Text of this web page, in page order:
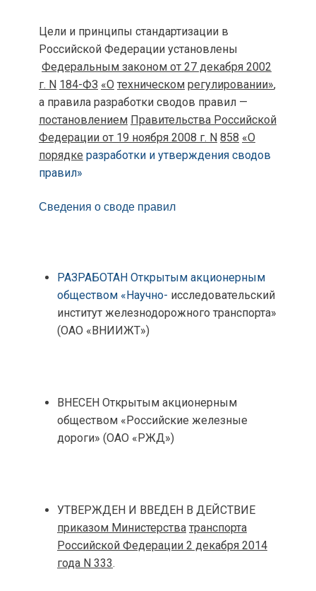
Цели и принципы стандартизации в
Российской Федерации установлены
Федеральным законом от 27 декабря 2002
г. N 184-ФЗ «О техническом регулировании»,
а правила разработки сводов правил —
постановлением Правительства Российской
Федерации от 19 ноября 2008 г. N 858 «О
порядке разработки и утверждения сводов
правил»
Сведения о своде правил
РАЗРАБОТАН Открытым акционерным
обществом «Научно- исследовательский
институт железнодорожного транспорта»
(ОАО «ВНИИЖТ»)
ВНЕСЕН Открытым акционерным
обществом «Российские железные
дороги» (ОАО «РЖД»)
УТВЕРЖДЕН И ВВЕДЕН В ДЕЙСТВИЕ
приказом Министерства транспорта
Российской Федерации 2 декабря 2014
года N 333.